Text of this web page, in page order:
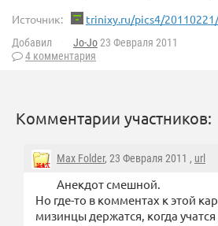
Источник: trinixy.ru/pics4/
Добавил Jo-Jo23 Февраля 2011
4 комментария
Комментарии участников:
Max Folder, 23 Февраля 2011 , url
Анекдот смешной.
Но где-то в комментах к этой
мизинцы держатся, когда